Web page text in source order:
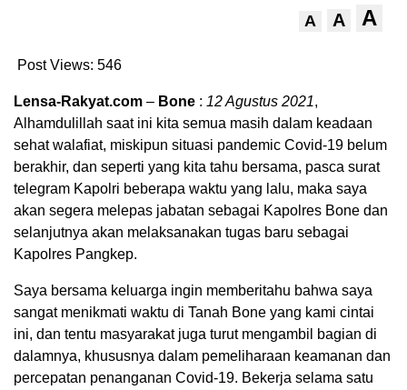
A A A
Post Views: 546
Lensa-Rakyat.com – Bone : 12 Agustus 2021,
Alhamdulillah saat ini kita semua masih dalam keadaan
sehat walafiat, miskipun situasi pandemic Covid-19 belum
berakhir, dan seperti yang kita tahu bersama, pasca surat
telegram Kapolri beberapa waktu yang lalu, maka saya
akan segera melepas jabatan sebagai Kapolres Bone dan
selanjutnya akan melaksanakan tugas baru sebagai
Kapolres Pangkep.
Saya bersama keluarga ingin memberitahu bahwa saya
sangat menikmati waktu di Tanah Bone yang kami cintai
ini, dan tentu masyarakat juga turut mengambil bagian di
dalamnya, khususnya dalam pemeliharaan keamanan dan
percepatan penanganan Covid-19. Bekerja selama satu